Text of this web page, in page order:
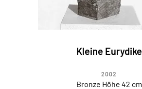
Kleine Eurydike
2002
Bronze Höhe 42 cm